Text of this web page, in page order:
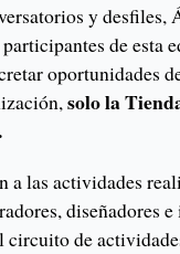
y desfiles,
de esta
oportunidades
solo la
a las actividades
diseñadores
circuito de